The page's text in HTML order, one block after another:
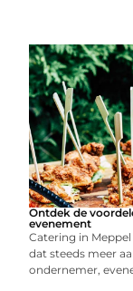
Ontdek de
evenement
Catering in
dat steeds meer
ondernemer,